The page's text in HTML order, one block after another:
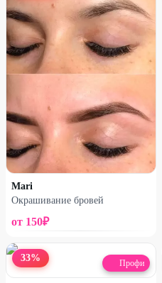
Mari
Окрашивание бровей
от 150₽
33% Профи